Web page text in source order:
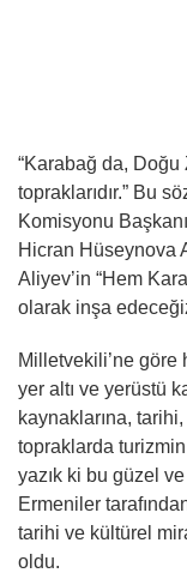
“Karabağ da, Doğu
topraklarıdır.” Bu
Komisyonu
Hicran Hüseynova
Aliyev’in “Hem
olarak inşa
Milletvekili’ne
yer altı ve yerüstü
kaynaklarına,
topraklarda
yazık ki bu güzel
Ermeniler
tarihi ve kültürel
oldu.